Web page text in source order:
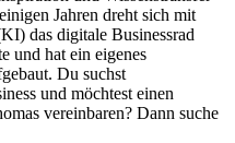
Jahren dreht sich mit
das digitale Businessrad
und hat ein eigenes
Du suchst
und möchtest einen
vereinbaren? Dann suche